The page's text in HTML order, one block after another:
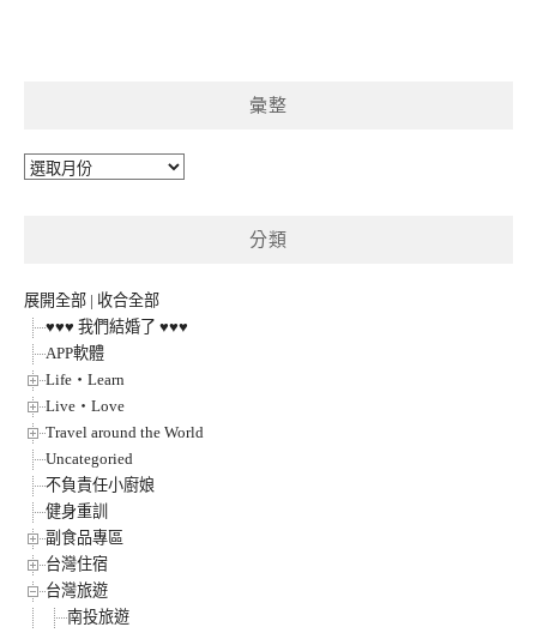
彙整
彙
分類
展開全部 | 收合全部
♥♥♥ 我們結婚了 ♥♥♥
APP軟體
Life‧Learn
Live‧Love
Travel around the World
Uncategoried
不負責任小廚娘
健身重訓
副食品專區
台灣住宿
台灣旅遊
南投旅遊